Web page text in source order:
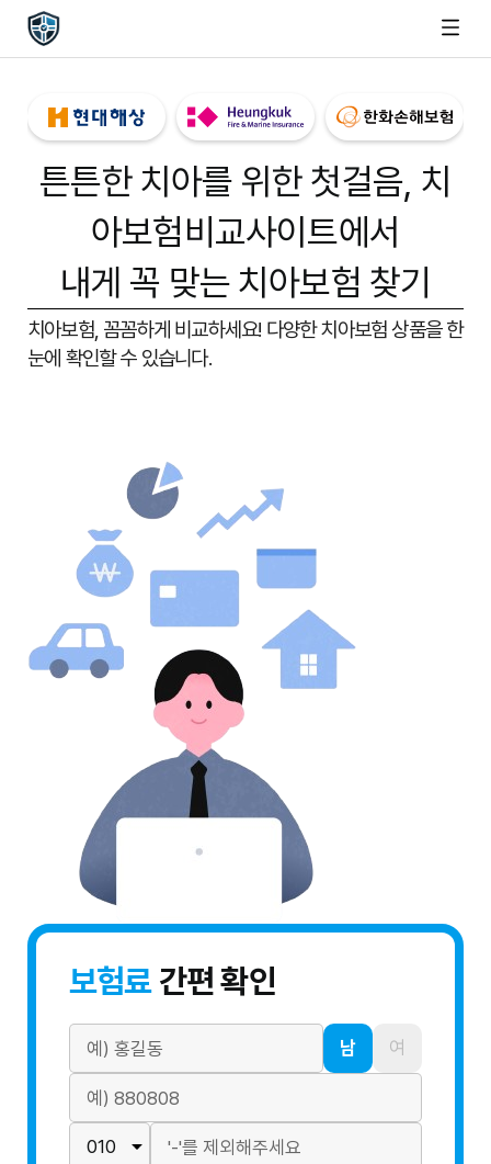
튼튼한 치아를 위한 첫걸음, 치
아보험비교사이트에서
내게 꼭 맞는 치아보험 찾기
치아보험, 꼼꼼하게 비교하세요! 다양한 치아보험 상품을 한
눈에 확인할 수 있습니다.
보험료간편 확인
남 여